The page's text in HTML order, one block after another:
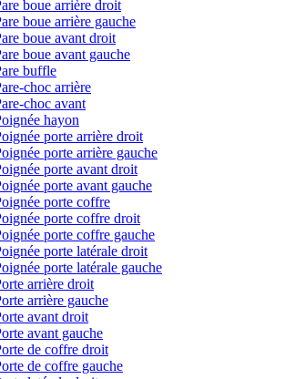
boue arrière droit
boue arrière gauche
boue avant droit
boue avant gauche
buffle
choc arrière
choc avant
hayon
porte arrière droit
porte arrière gauche
porte avant droit
porte avant gauche
porte coffre
porte coffre droit
porte coffre gauche
porte latérale droit
porte latérale gauche
arrière droit
arrière gauche
avant droit
avant gauche
de coffre droit
de coffre gauche